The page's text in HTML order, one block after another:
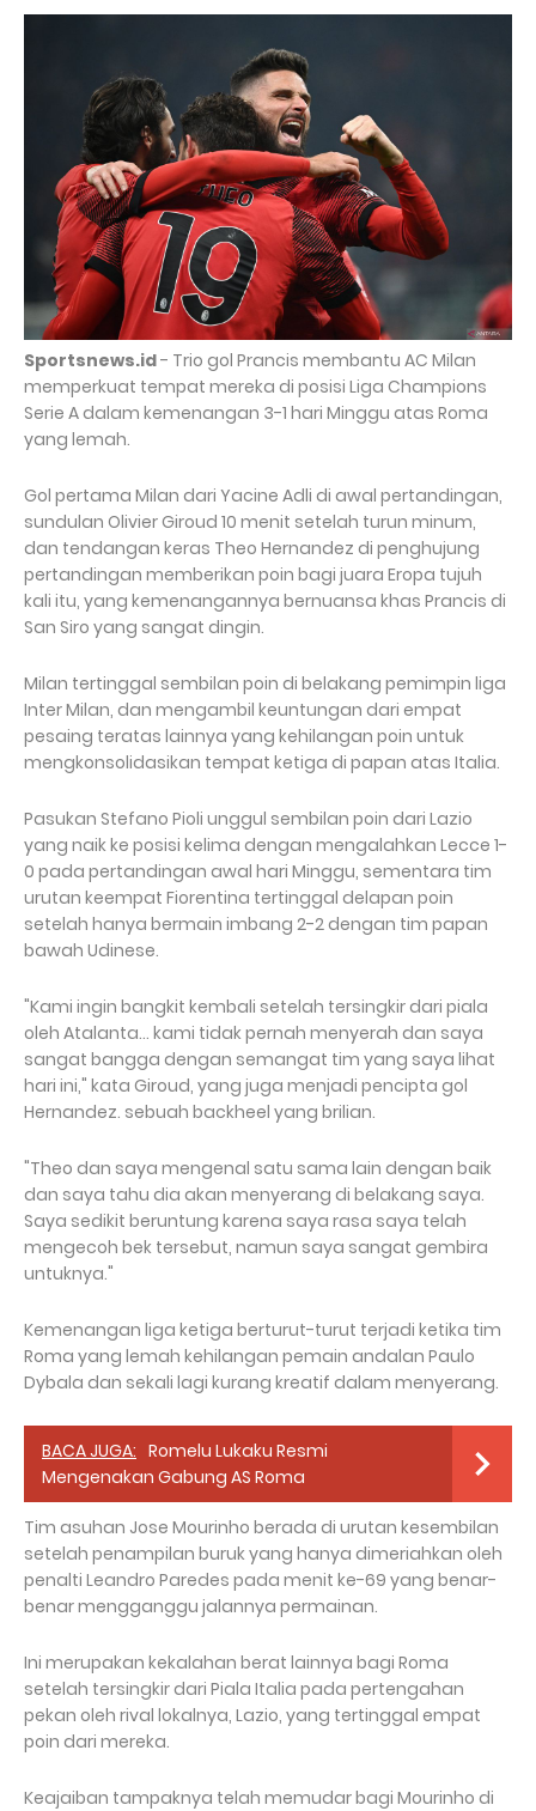
Sportsnews.id- Trio gol Prancis membantu AC Milan
memperkuat tempat mereka di posisi Liga Champions
Serie A dalam kemenangan 3-1 hari Minggu atas Roma
yang lemah.
Gol pertama Milan dari Yacine Adli di awal pertandingan,
sundulan Olivier Giroud 10 menit setelah turun minum,
dan tendangan keras Theo Hernandez di penghujung
pertandingan memberikan poin bagi juara Eropa tujuh
kali itu, yang kemenangannya bernuansa khas Prancis di
San Siro yang sangat dingin.
Milan tertinggal sembilan poin di belakang pemimpin liga
Inter Milan, dan mengambil keuntungan dari empat
pesaing teratas lainnya yang kehilangan poin untuk
mengkonsolidasikan tempat ketiga di papan atas Italia.
Pasukan Stefano Pioli unggul sembilan poin dari Lazio
yang naik ke posisi kelima dengan mengalahkan Lecce 1-
0 pada pertandingan awal hari Minggu, sementara tim
urutan keempat Fiorentina tertinggal delapan poin
setelah hanya bermain imbang 2-2 dengan tim papan
bawah Udinese.
"Kami ingin bangkit kembali setelah tersingkir dari piala
oleh Atalanta... kami tidak pernah menyerah dan saya
sangat bangga dengan semangat tim yang saya lihat
hari ini," kata Giroud, yang juga menjadi pencipta gol
Hernandez. sebuah backheel yang brilian.
"Theo dan saya mengenal satu sama lain dengan baik
dan saya tahu dia akan menyerang di belakang saya.
Saya sedikit beruntung karena saya rasa saya telah
mengecoh bek tersebut, namun saya sangat gembira
untuknya."
Kemenangan liga ketiga berturut-turut terjadi ketika tim
Roma yang lemah kehilangan pemain andalan Paulo
Dybala dan sekali lagi kurang kreatif dalam menyerang.
BACA JUGA: Romelu Lukaku Resmi
Mengenakan Gabung AS Roma
Tim asuhan Jose Mourinho berada di urutan kesembilan
setelah penampilan buruk yang hanya dimeriahkan oleh
penalti Leandro Paredes pada menit ke-69 yang benar-
benar mengganggu jalannya permainan.
Ini merupakan kekalahan berat lainnya bagi Roma
setelah tersingkir dari Piala Italia pada pertengahan
pekan oleh rival lokalnya, Lazio, yang tertinggal empat
poin dari mereka.
Keajaiban tampaknya telah memudar bagi Mourinho di